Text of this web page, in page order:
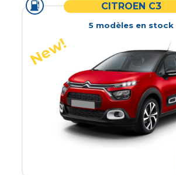
CITROEN C3
5 modèlesen stock